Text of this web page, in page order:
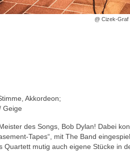
@ Cizek-Graf
Akkordeon;
Geige
des Songs, Bob Dylan! Dabei
Tapes“, mit The Band
mutig auch eigene Stücke in